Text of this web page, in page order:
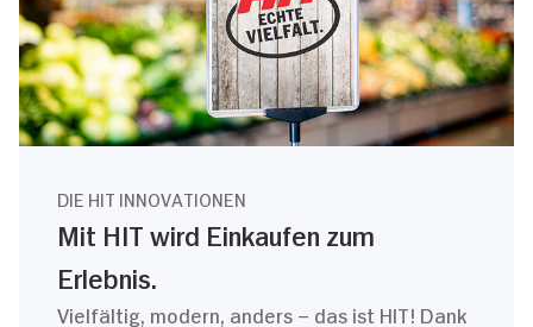
DIE HIT INNOVATIONEN
Mit HIT wird Einkaufen zum
Erlebnis.
Vielfältig, modern, anders – das ist HIT! Dank